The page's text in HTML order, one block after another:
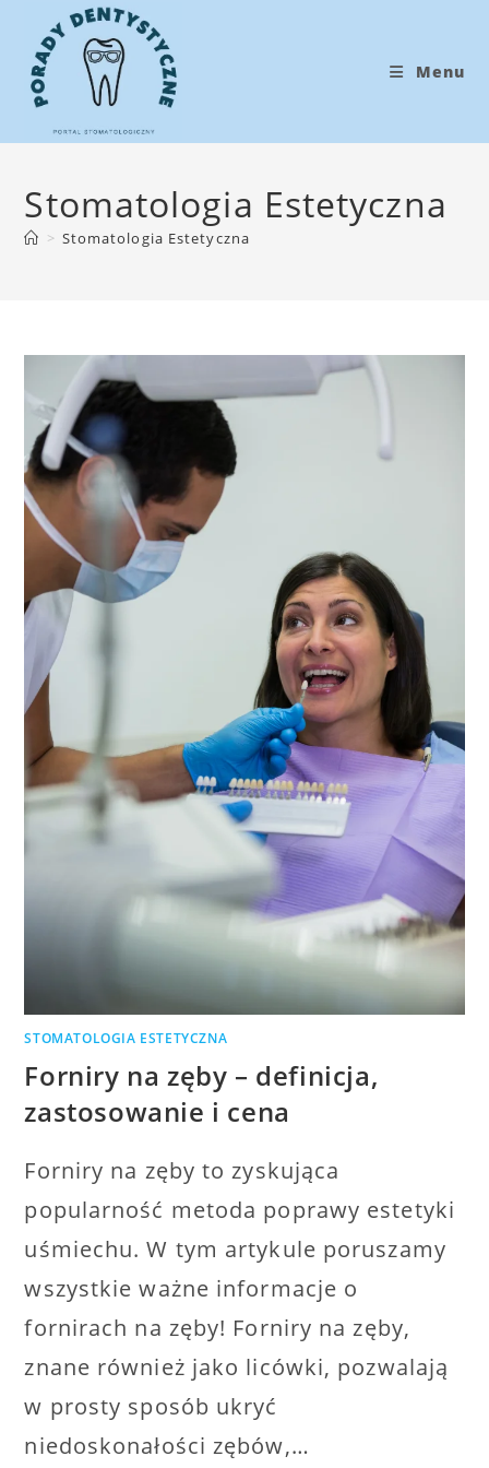
treści
Menu
Stomatologia Estetyczna
> Stomatologia Estetyczna
STOMATOLOGIA ESTETYCZNA
Forniry na zęby – definicja,
zastosowanie i cena
Forniry na zęby to zyskująca
popularność metoda poprawy estetyki
uśmiechu. W tym artykule poruszamy
wszystkie ważne informacje o
fornirach na zęby! Forniry na zęby,
znane również jako licówki, pozwalają
w prosty sposób ukryć
niedoskonałości zębów,…